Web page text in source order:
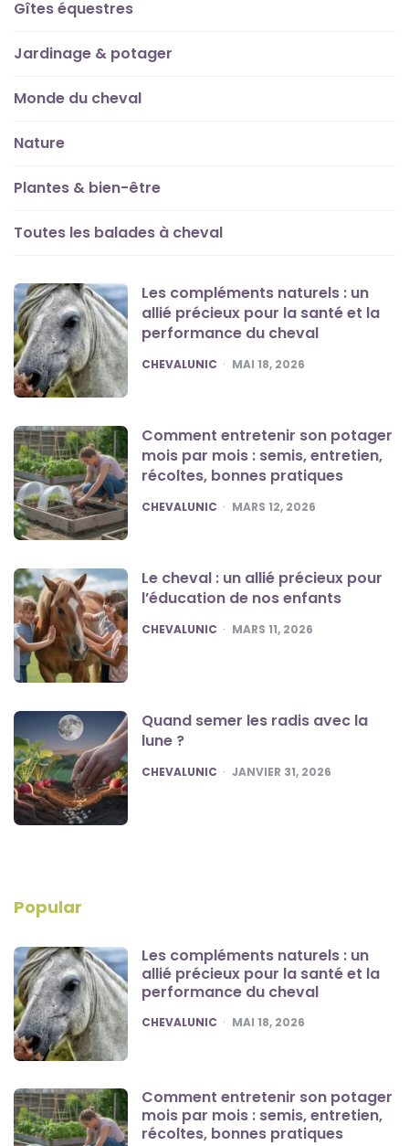
Gîtes équestres
Jardinage & potager
Monde du cheval
Nature
Plantes & bien-être
Toutes les balades à cheval
Les compléments naturels : un
allié précieux pour la santé et la
performance du cheval
POSTED
CHEVALUNIC MAI 18, 2026
Comment entretenir son potager
mois par mois : semis, entretien,
récoltes, bonnes pratiques
POSTED
CHEVALUNIC MARS 12, 2026
Le cheval : un allié précieux pour
l’éducation de nos enfants
POSTED
CHEVALUNIC MARS 11, 2026
Quand semer les radis avec la
lune ?
POSTED
CHEVALUNIC JANVIER 31, 2026
Popular
Les compléments naturels : un
allié précieux pour la santé et la
performance du cheval
POSTED
CHEVALUNIC MAI 18, 2026
Comment entretenir son potager
mois par mois : semis, entretien,
récoltes, bonnes pratiques